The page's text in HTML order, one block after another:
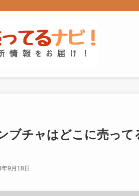
ブチャはどこに売って
9月18日